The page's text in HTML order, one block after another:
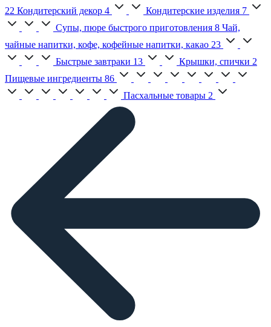
22 Кондитерский декор 4 Кондитерские изделия 7
Супы, пюре быстрого приготовления 8 Чай,
чайные напитки, кофе, кофейные напитки, какао 23
Быстрые завтраки 13 Крышки, спички 2
Пищевые ингредиенты 86
Пасхальные товары 2